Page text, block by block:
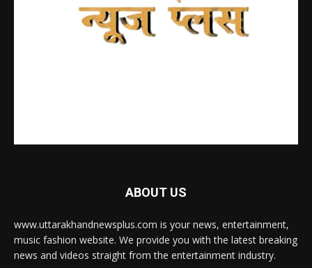
ABOUT US
www.uttarakhandnewsplus.com is your news, entertainment,
music fashion website. We provide you with the latest breaking
news and videos straight from the entertainment industry.